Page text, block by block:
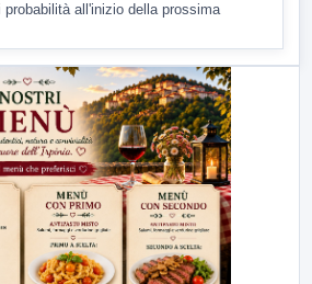
all'inizio della prossima